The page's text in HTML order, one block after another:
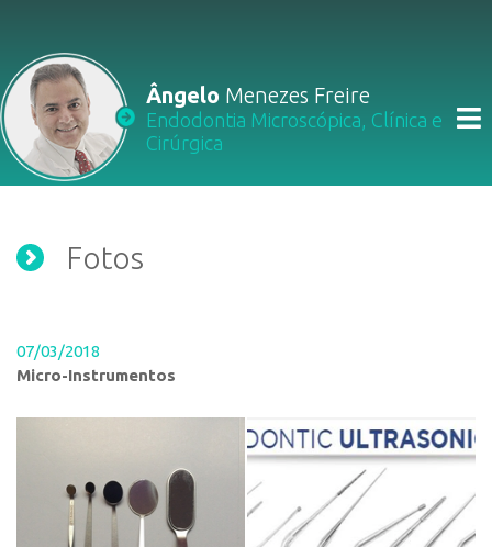
Ângelo Menezes Freire
Endodontia Microscópica, Clínica e
Cirúrgica
Fotos
07/03/2018
Micro-Instrumentos